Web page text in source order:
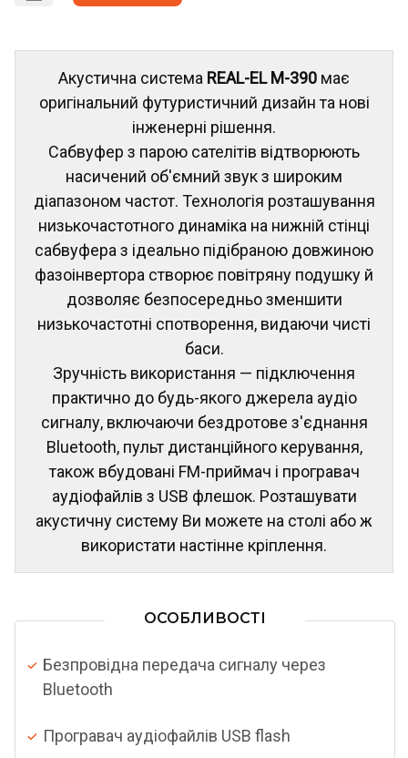
Акустична система REAL-EL M-390 має
оригінальний футуристичний дизайн та нові
інженерні рішення.
Сабвуфер з парою сателітів відтворюють
насичений об'ємний звук з широким
діапазоном частот. Технологія розташування
низькочастотного динаміка на нижній стінці
сабвуфера з ідеально підібраною довжиною
фазоінвертора створює повітряну подушку й
дозволяє безпосередньо зменшити
низькочастотні спотворення, видаючи чисті
баси.
Зручність використання — підключення
практично до будь-якого джерела аудіо
сигналу, включаючи бездротове з'єднання
Bluetooth, пульт дистанційного керування,
також вбудовані FM-приймач і програвач
аудіофайлів з USB флешок. Розташувати
акустичну систему Ви можете на столі або ж
використати настінне кріплення.
ОСОБЛИВОСТІ
Безпровідна передача сигналу через
Bluetooth
Програвач аудіофайлів USB flash